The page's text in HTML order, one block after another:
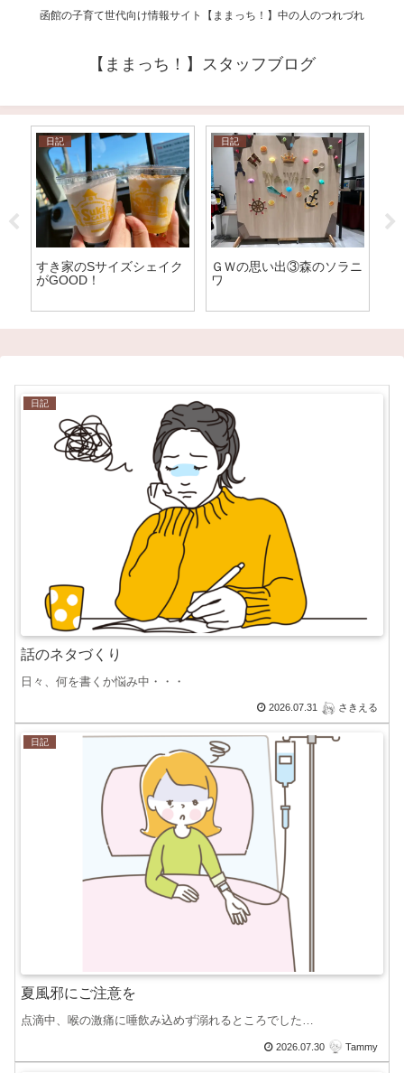
函館の子育て世代向け情報サイト【ままっち！】中の人のつれづれ
【ままっち！】スタッフブログ
日記
すき家のSサイズシェイク
がGOOD！
日記
ＧＷの思い出③森のソラニ
ワ
日記
話のネタづくり
日々、何を書くか悩み中・・・
2026.07.31 さきえる
日記
夏風邪にご注意を
点滴中、喉の激痛に唾飲み込めず溺れるところでした…
2026.07.30 Tammy